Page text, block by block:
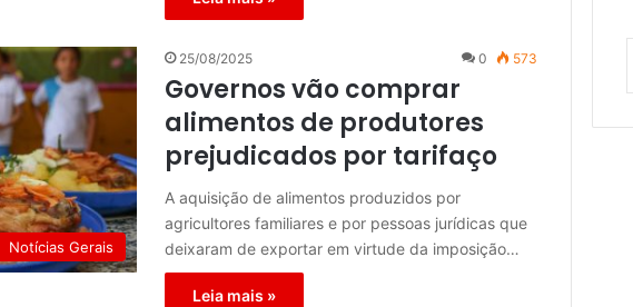
Notícias Gerais
25/08/2025 0 573
Governos vão comprar
alimentos de produtores
prejudicados por tarifaço
A aquisição de alimentos produzidos por
agricultores familiares e por pessoas jurídicas que
deixaram de exportar em virtude da imposição…
Leia mais »